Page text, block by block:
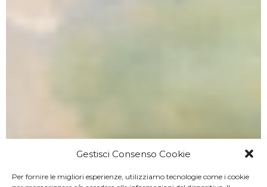
Gestisci Consenso Cookie
Per fornire le migliori esperienze, utilizziamo tecnologie come i cookie